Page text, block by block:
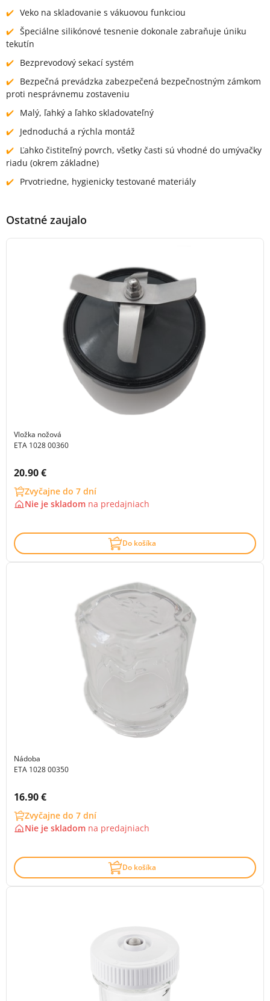
Veko na skladovanie s vákuovou funkciou
Špeciálne silikónové tesnenie dokonale zabraňuje úniku
tekutín
Bezprevodový sekací systém
Bezpečná prevádzka zabezpečená bezpečnostným zámkom
proti nesprávnemu zostaveniu
Malý, ľahký a ľahko skladovateľný
Jednoduchá a rýchla montáž
Ľahko čistiteľný povrch, všetky časti sú vhodné do umývačky
riadu (okrem základne)
Prvotriedne, hygienicky testované materiály
Ostatné zaujalo
Vložka nožová
ETA 1028 00360
Cena s DPH:
20.90 €
Zvyčajne do 7 dní
Nie je skladom na predajniach
Do košíka
Nádoba
ETA 1028 00350
Cena s DPH:
16.90 €
Zvyčajne do 7 dní
Nie je skladom na predajniach
Do košíka